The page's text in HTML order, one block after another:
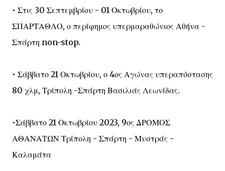
• Στις 30 Σεπτεμβρίου - 01 Οκτωβρίου, το
ΣΠΑΡΤΑΘΛΟ, ο περίφημος υπερμαραθώνιος Αθήνα -
Σπάρτη non-stop.
• Σάββατο 21 Οκτωβρίου, ο 4ος Αγώνας υπεραπόστασης
80 χλμ, Τρίπολη -Σπάρτη Βασιλιάς Λεωνίδας.
•Σάββατο 21 Οκτωβρίου 2023, 9ος ΔΡΟΜΟΣ
ΑΘΑΝΑΤΩΝ Τρίπολη - Σπάρτη - Μυστράς -
Καλαμάτα